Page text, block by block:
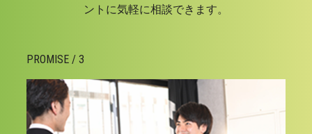
ントに気軽に相談できます。
PROMISE / 3